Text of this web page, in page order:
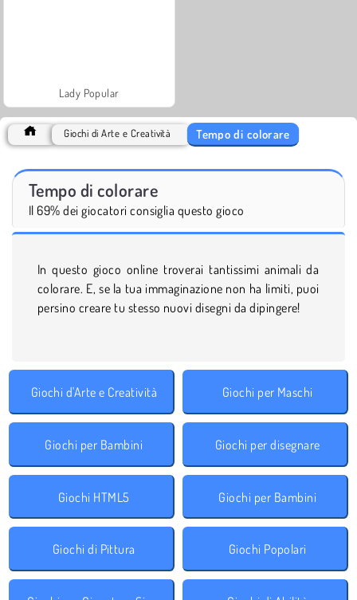
Lady Popular
Giochi di Arte e Creatività Tempo di colorare
Tempo di colorare
Il 69% dei giocatori consiglia questo gioco
In questo gioco online troverai tantissimi animali da
colorare. E, se la tua immaginazione non ha limiti, puoi
persino creare tu stesso nuovi disegni da dipingere!
Giochi d'Arte e Creatività Giochi per Maschi
Giochi per Bambini Giochi per disegnare
Giochi HTML5 Giochi per Bambini
Giochi di Pittura Giochi Popolari